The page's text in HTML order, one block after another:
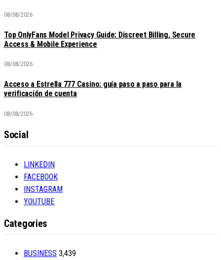
08/08/2026
Top OnlyFans Model Privacy Guide: Discreet Billing, Secure
Access & Mobile Experience
08/08/2026
Acceso a Estrella 777 Casino: guía paso a paso para la
verificación de cuenta
08/08/2026
Social
LINKEDIN
FACEBOOK
INSTAGRAM
YOUTUBE
Categories
BUSINESS 3,439